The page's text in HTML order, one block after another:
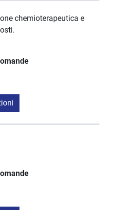
chemioterapeutica e